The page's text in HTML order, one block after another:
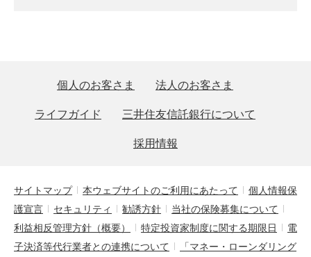
個人のお客さま
法人のお客さま
ライフガイド
三井住友信託銀行について
採用情報
サイトマップ 本ウェブサイトのご利用にあたって
個人情報保
護宣言
セキュリティ 勧誘方針
当社の保険募集について
利益相反管理方針（概要）
特定投資家制度に関する期限日
電
子決済等代行業者との連携について
「マネー・ローンダリング